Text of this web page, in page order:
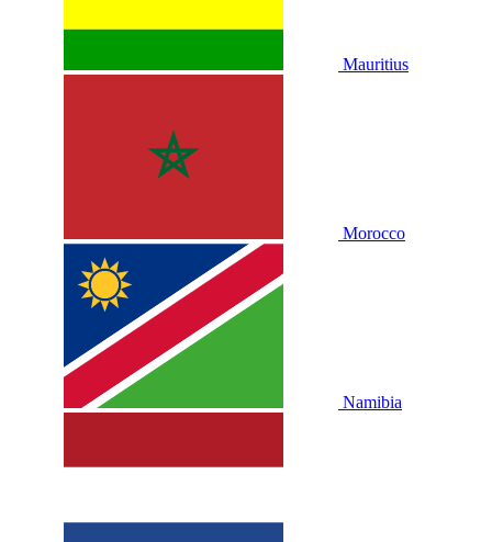
Mauritius
Morocco
Namibia